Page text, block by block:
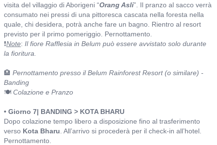
visita del villaggio di Aborigeni “Orang Asli”. Il pranzo al sacco verrà
consumato nei pressi di una pittoresca cascata nella foresta nella
quale, chi desidera, potrà anche fare un bagno. Rientro al resort
previsto per il primo pomeriggio. Pernottamento.
❗Note: Il fiore Rafflesia in Belum può essere avvistato solo durante
la fioritura.
🏨 Pernottamento presso il Belum Rainforest Resort (o similare) -
Banding
🍽️ Colazione e Pranzo
• Giorno 7| BANDING > KOTA BHARU
Dopo colazione tempo libero a disposizione fino al trasferimento
verso Kota Bharu . All’arrivo si procederà per il check-in all’hotel.
Pernottamento.